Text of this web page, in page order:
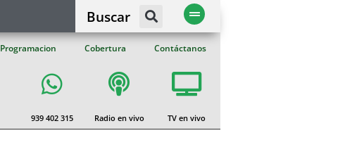
Buscar
Programacion Cobertura Contáctanos
939 402 315 Radio en vivo TV en vivo